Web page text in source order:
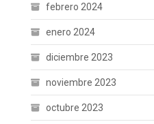
febrero 2024
enero 2024
diciembre 2023
noviembre 2023
octubre 2023